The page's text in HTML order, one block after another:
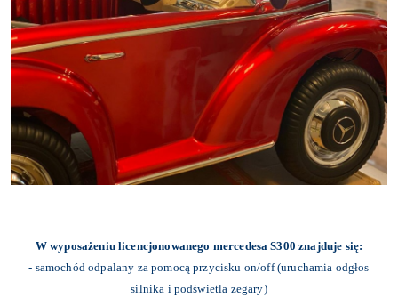
W wyposażeniu licencjonowanego mercedesa S300 znajduje się:
- samochód odpalany za pomocą przycisku on/off (uruchamia odgłos
silnika i podświetla zegary)